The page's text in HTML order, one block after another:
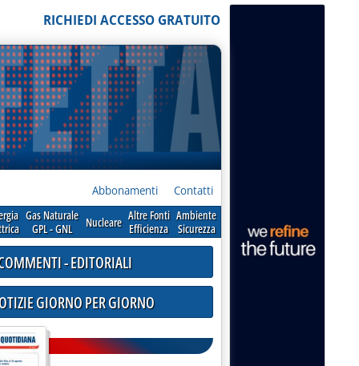
RICHIEDI ACCESSO GRATUITO
Abbonamenti Contatti
Gas Naturale
GPL - GNL
Nucleare Altre Fonti
Efficienza
Ambiente
Sicurezza
- EDITORIALI
GIORNO PER GIORNO